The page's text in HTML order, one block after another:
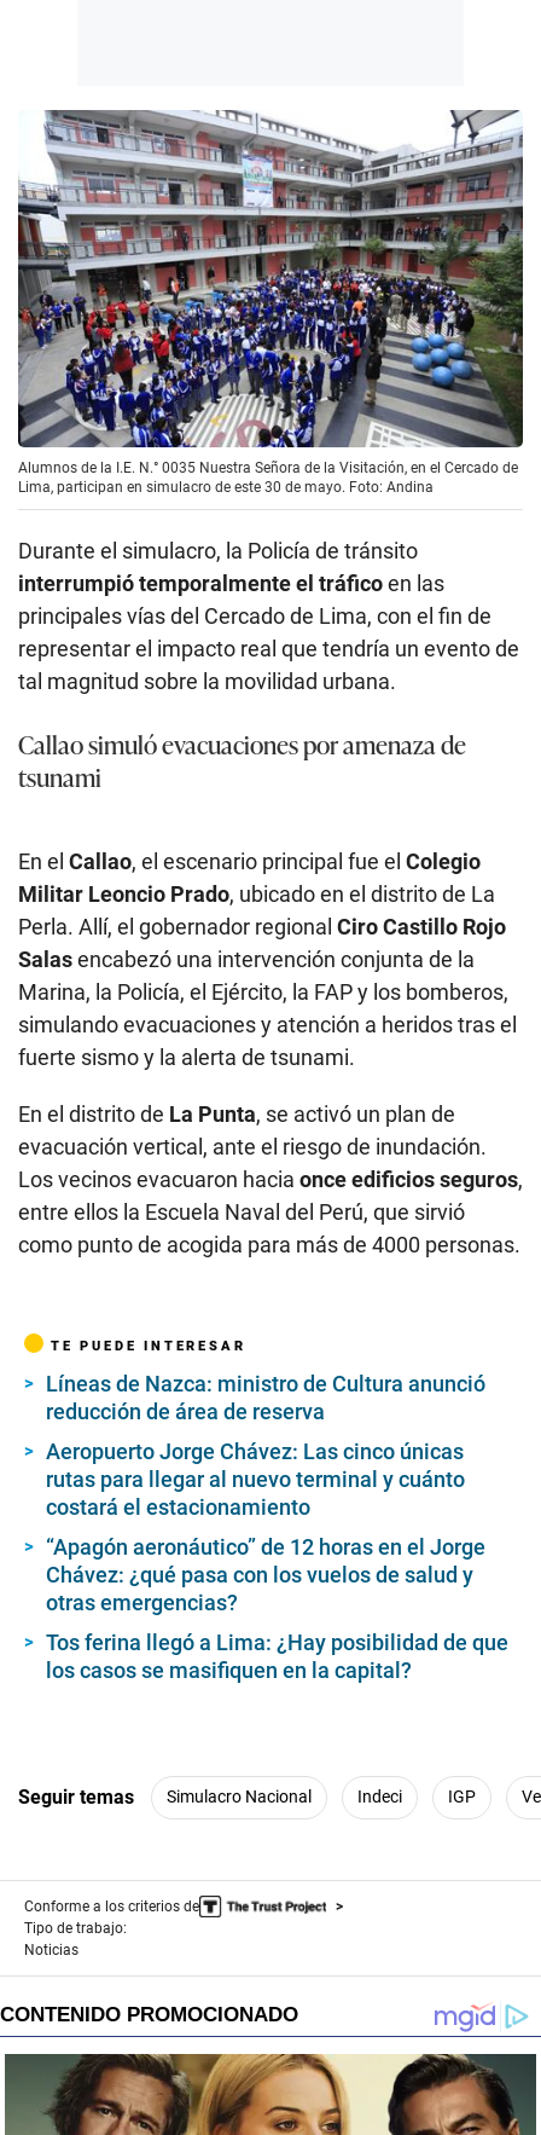
Alumnos de la I.E. N.° 0035 Nuestra Señora de la Visitación, en el Cercado de
Lima, participan en simulacro de este 30 de mayo. Foto: Andina
Durante el simulacro, la Policía de tránsito
interrumpió temporalmente el tráficoen las
principales vías del Cercado de Lima, con el fin de
representar el impacto real que tendría un evento de
tal magnitud sobre la movilidad urbana.
Callao simuló evacuaciones por amenaza de
tsunami
En el Callao, el escenario principal fue el Colegio
Militar Leoncio Prado, ubicado en el distrito de La
Perla. Allí, el gobernador regional Ciro Castillo Rojo
Salasencabezó una intervención conjunta de la
Marina, la Policía, el Ejército, la FAP y los bomberos,
simulando evacuaciones y atención a heridos tras el
fuerte sismo y la alerta de tsunami.
En el distrito de La Punta, se activó un plan de
evacuación vertical, ante el riesgo de inundación.
Los vecinos evacuaron hacia once edificios seguros,
entre ellos la Escuela Naval del Perú, que sirvió
como punto de acogida para más de 4000 personas.
TE PUEDE INTERESAR
Líneas de Nazca: ministro de Cultura anunció
reducción de área de reserva
Aeropuerto Jorge Chávez: Las cinco únicas
rutas para llegar al nuevo terminal y cuánto
costará el estacionamiento
“Apagón aeronáutico” de 12 horas en el Jorge
Chávez: ¿qué pasa con los vuelos de salud y
otras emergencias?
Tos ferina llegó a Lima: ¿Hay posibilidad de que
los casos se masifiquen en la capital?
Seguir temas Simulacro Nacional Indeci IGP
Conforme a los criterios de
Tipo de trabajo:
Noticias